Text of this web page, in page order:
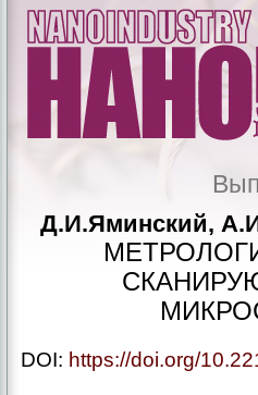
Д.И.Яминский,
DOI: https://doi.org/